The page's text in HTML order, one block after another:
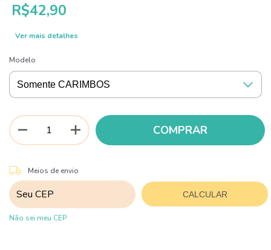
R$42,90
Ver mais detalhes
Modelo
Entregas para o CEP:
Meios de envio
CALCULAR
Não sei meu CEP